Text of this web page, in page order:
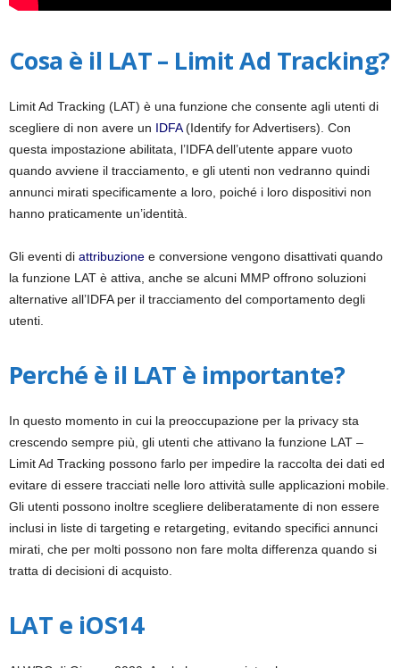
Cosa è il LAT – Limit Ad Tracking?
Limit Ad Tracking (LAT) è una funzione che consente agli utenti di
scegliere di non avere un IDFA(Identify for Advertisers). Con
questa impostazione abilitata, l’IDFA dell’utente appare vuoto
quando avviene il tracciamento, e gli utenti non vedranno quindi
annunci mirati specificamente a loro, poiché i loro dispositivi non
hanno praticamente un’identità.
Gli eventi di attribuzione e conversione vengono disattivati quando
la funzione LAT è attiva, anche se alcuni MMP offrono soluzioni
alternative all’IDFA per il tracciamento del comportamento degli
utenti.
Perché è il LAT è importante?
In questo momento in cui la preoccupazione per la privacy sta
crescendo sempre più, gli utenti che attivano la funzione LAT –
Limit Ad Tracking possono farlo per impedire la raccolta dei dati ed
evitare di essere tracciati nelle loro attività sulle applicazioni mobile.
Gli utenti possono inoltre scegliere deliberatamente di non essere
inclusi in liste di targeting e retargeting, evitando specifici annunci
mirati, che per molti possono non fare molta differenza quando si
tratta di decisioni di acquisto.
LAT e iOS14